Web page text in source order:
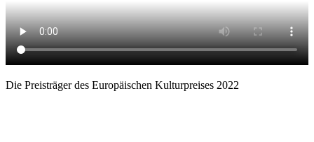
Die Preisträger des Europäischen Kulturpreises 2022